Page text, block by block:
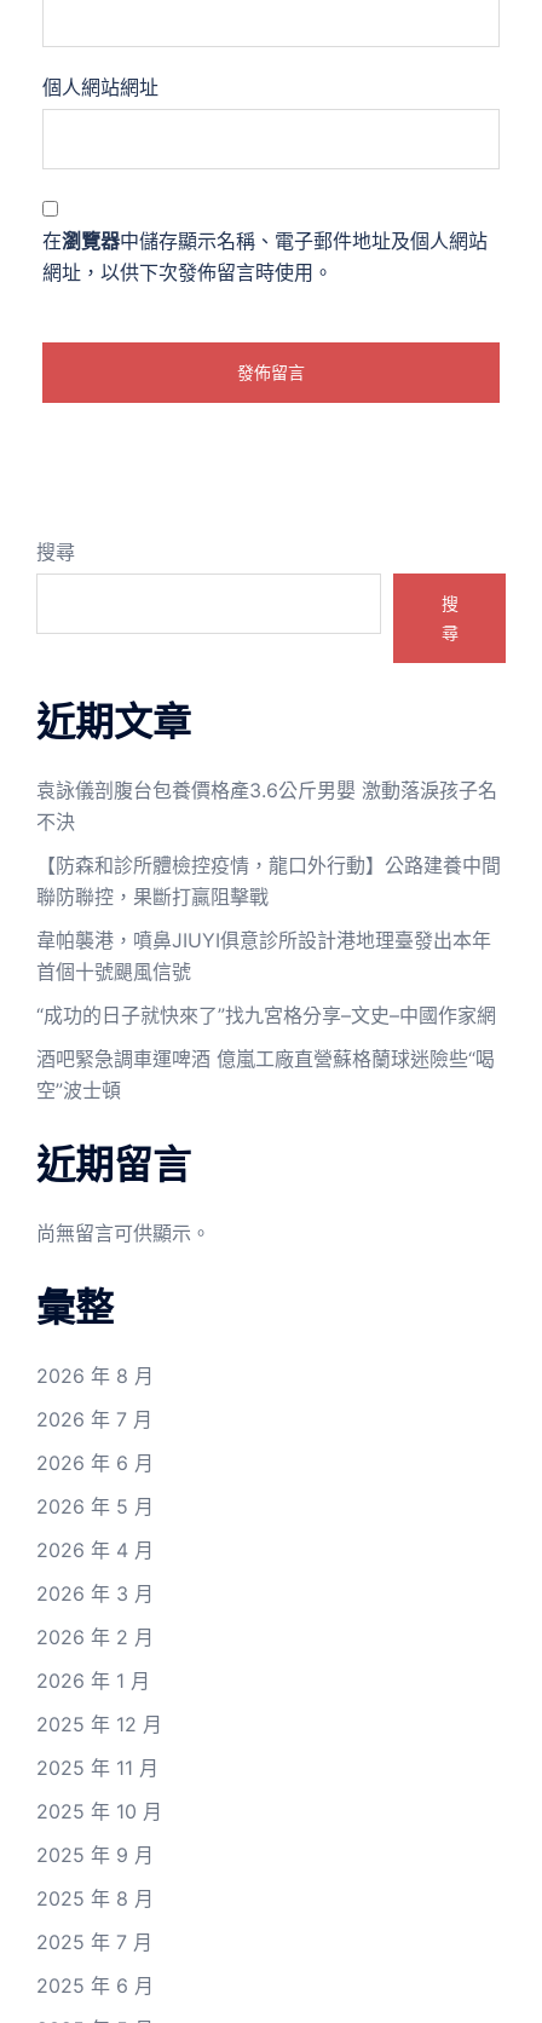
個人網站網址
在瀏覽器中儲存顯示名稱、電子郵件地址及個人網站
網址，以供下次發佈留言時使用。
搜尋
搜
尋
近期文章
袁詠儀剖腹台包養價格產3.6公斤男嬰 激動落淚孩子名
不決
【防森和診所體檢控疫情，龍口外行動】公路建養中間
聯防聯控，果斷打贏阻擊戰
韋帕襲港，噴鼻JIUYI俱意診所設計港地理臺發出本年
首個十號颶風信號
“成功的日子就快來了”找九宮格分享–文史–中國作家網
酒吧緊急調車運啤酒 億嵐工廠直營蘇格蘭球迷險些“喝
空”波士頓
近期留言
尚無留言可供顯示。
彙整
2026 年 8 月
2026 年 7 月
2026 年 6 月
2026 年 5 月
2026 年 4 月
2026 年 3 月
2026 年 2 月
2026 年 1 月
2025 年 12 月
2025 年 11 月
2025 年 10 月
2025 年 9 月
2025 年 8 月
2025 年 7 月
2025 年 6 月